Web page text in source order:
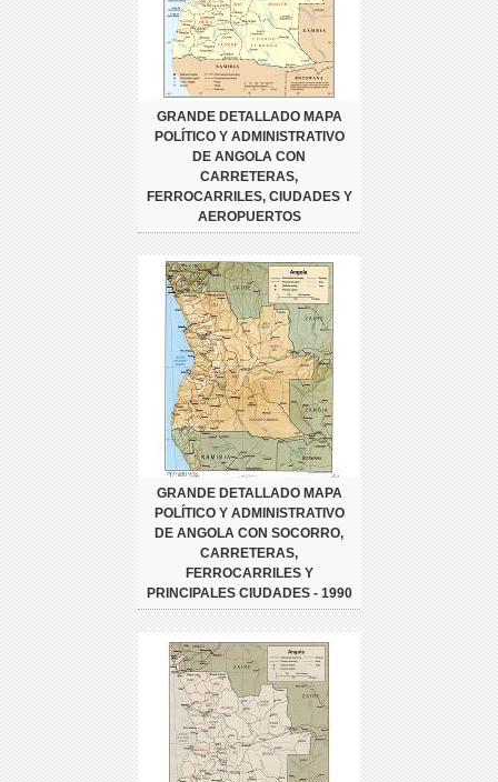
GRANDE DETALLADO MAPA
POLÍTICO Y ADMINISTRATIVO
DE ANGOLA CON
CARRETERAS,
FERROCARRILES, CIUDADES Y
AEROPUERTOS
GRANDE DETALLADO MAPA
POLÍTICO Y ADMINISTRATIVO
DE ANGOLA CON SOCORRO,
CARRETERAS,
FERROCARRILES Y
PRINCIPALES CIUDADES - 1990